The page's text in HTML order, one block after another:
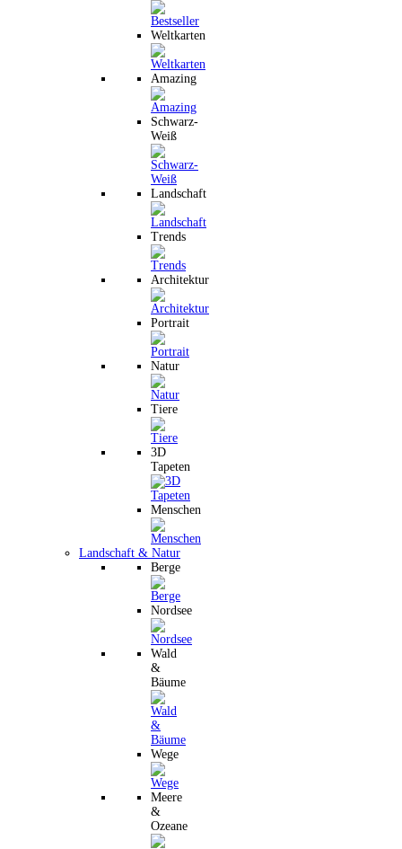
Weltkarten
Amazing
Schwarz-
Weiß
Landschaft
Trends
Architektur
Portrait
Natur
Tiere
3D
Tapeten
Menschen
Landschaft & Natur
Berge
Nordsee
Wald
&
Bäume
Wege
Meere
&
Ozeane